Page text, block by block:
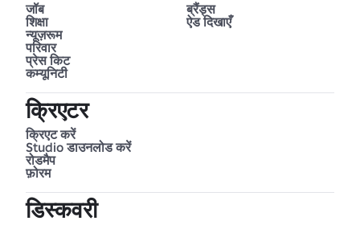
जॉब
शिक्षा
न्यूज़रूम
परिवार
प्रेस किट
कम्यूनिटी
ब्रैंड्स
ऐड दिखाएँ
क्रिएटर
क्रिएट करें
Studio डाउनलोड करें
रोडमैप
फ़ोरम
डिस्कवरी